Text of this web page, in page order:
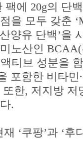
팩에 20g의 단
을 모두 갖춘
양유 단백’을
노산인
티브 성분을
포함한 비타민
한, 저지방 저
.
‘쿠팡’과 ‘후